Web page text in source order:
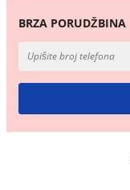
BRZA PORUDŽBINA